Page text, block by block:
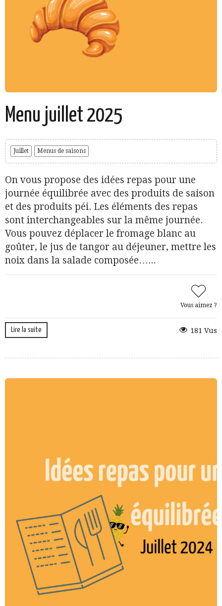
Menu juillet 2025
Juillet Menus de saisons
On vous propose des idées repas pour une
journée équilibrée avec des produits de saison
et des produits péi. Les éléments des repas
sont interchangeables sur la même journée.
Vous pouvez déplacer le fromage blanc au
goûter, le jus de tangor au déjeuner, mettre les
noix dans la salade composée…...
Vous aimez ?
Lire la suite 181 Vus